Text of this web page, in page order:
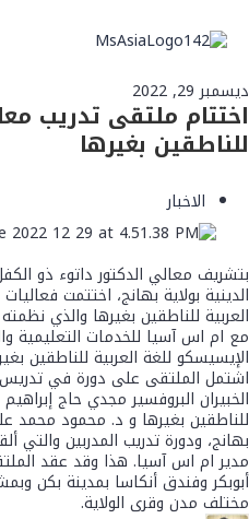
ديسمبر 29, 2022
اختتام ملتقى تدريب
للناطقين بغيرها
الاخبار
بتشريف معالي الدكتور داتوء ذو
الدينية بولاية بهانج، اختتمت
العربية للناطقين بغيرها والذي نظمته
مع ام اس آسيا للخدمات التعليمية
الإيسيسكو للغة العربية للناطقين
اشتمل الملتقى على دورة في تدريس
الخبيران البروفسير مجدي حاج
للناطقين بغيرها و د. محمود محمد
بهانج، ودورة تدريب المدربين والتي
مدير ام اس آسيا. هذا وقد عقد
أبوبكر وفندق أنكاسا بمدينة بكن
مختلف مدن وقرى الولاية.